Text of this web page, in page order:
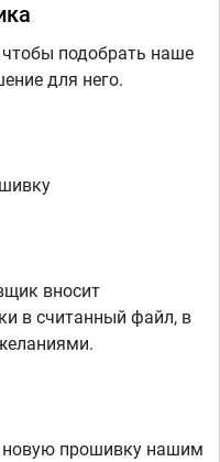
подобрать наше
для него.
вносит
в считанный файл, в
прошивку нашим